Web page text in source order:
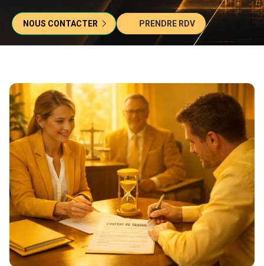
NOUS CONTACTER PRENDRE RDV